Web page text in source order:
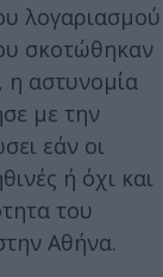
λογαριασμού
σκοτώθηκαν
αστυνομία
με την
εάν οι
ή όχι και
του
Αθήνα.